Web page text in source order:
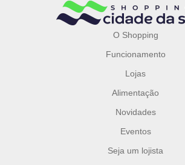
O Shopping
Funcionamento
Lojas
Alimentação
Novidades
Eventos
Seja um lojista